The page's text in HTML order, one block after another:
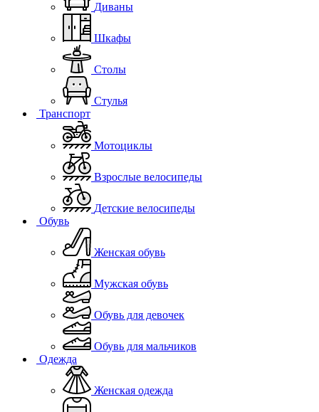
Диваны
Шкафы
Столы
Стулья
Транспорт
Мотоциклы
Взрослые велосипеды
Детские велосипеды
Обувь
Женская обувь
Мужская обувь
Обувь для девочек
Обувь для мальчиков
Одежда
Женская одежда